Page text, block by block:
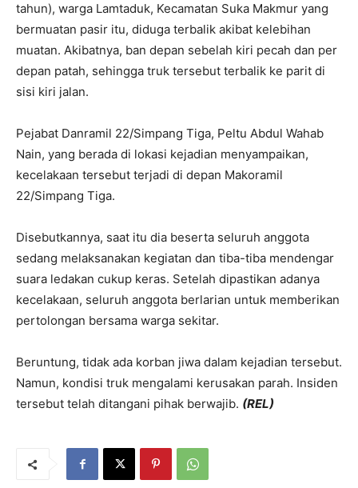
tahun), warga Lamtaduk, Kecamatan Suka Makmur yang
bermuatan pasir itu, diduga terbalik akibat kelebihan
muatan. Akibatnya, ban depan sebelah kiri pecah dan per
depan patah, sehingga truk tersebut terbalik ke parit di
sisi kiri jalan.
Pejabat Danramil 22/Simpang Tiga, Peltu Abdul Wahab
Nain, yang berada di lokasi kejadian menyampaikan,
kecelakaan tersebut terjadi di depan Makoramil
22/Simpang Tiga.
Disebutkannya, saat itu dia beserta seluruh anggota
sedang melaksanakan kegiatan dan tiba-tiba mendengar
suara ledakan cukup keras. Setelah dipastikan adanya
kecelakaan, seluruh anggota berlarian untuk memberikan
pertolongan bersama warga sekitar.
Beruntung, tidak ada korban jiwa dalam kejadian tersebut.
Namun, kondisi truk mengalami kerusakan parah. Insiden
tersebut telah ditangani pihak berwajib. (REL)